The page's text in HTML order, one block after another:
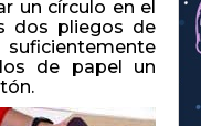
un círculo en el
dos pliegos de
de papel un